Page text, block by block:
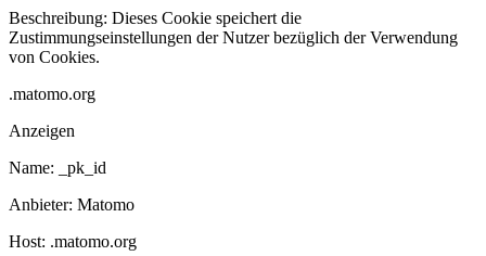
Beschreibung: Dieses Cookie speichert die
Zustimmungseinstellungen der Nutzer bezüglich der Verwendung
von Cookies.
.matomo.org
Anzeigen
Name: _pk_id
Anbieter: Matomo
Host: .matomo.org